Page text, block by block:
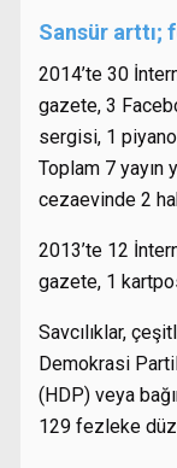
Sansür arttı;
2014’te 30
gazete, 3
sergisi, 1
Toplam 7 yayın
cezaevinde 2
2013’te 12
gazete, 1
Savcılıklar,
Demokrasi
(HDP) veya
129 fezleke